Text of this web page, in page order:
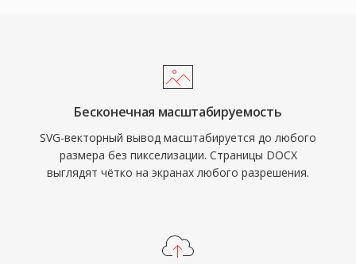
Бесконечная масштабируемость
SVG-векторный вывод масштабируется до любого
размера без пикселизации. Страницы DOCX
выглядят чётко на экранах любого разрешения.